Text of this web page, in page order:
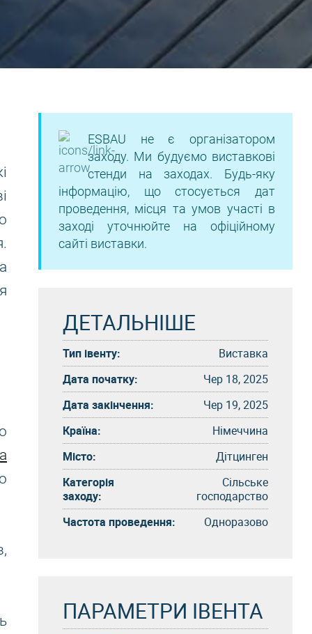
ESBAU не є організатором
заходу. Ми будуємо виставкові
стенди на заходах. Будь-яку
інформацію, що стосується дат
проведення, місця та умов участі в
заході уточнюйте на офіційному
сайті виставки.
ДЕТАЛЬНІШЕ
Тип івенту:
Виставка
Дата початку:
Чер 18, 2025
Дата закінчення:
Чер 19, 2025
Країна:
Німеччина
Місто:
Дітцинген
Категорія
заходу:
Сільське
господарство
Частота проведення:
Одноразово
ПАРАМЕТРИ ІВЕНТА